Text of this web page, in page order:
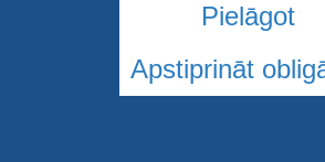
© 2026 Latvijas Universitāte. Visas
Pielāgot
Apstiprināt